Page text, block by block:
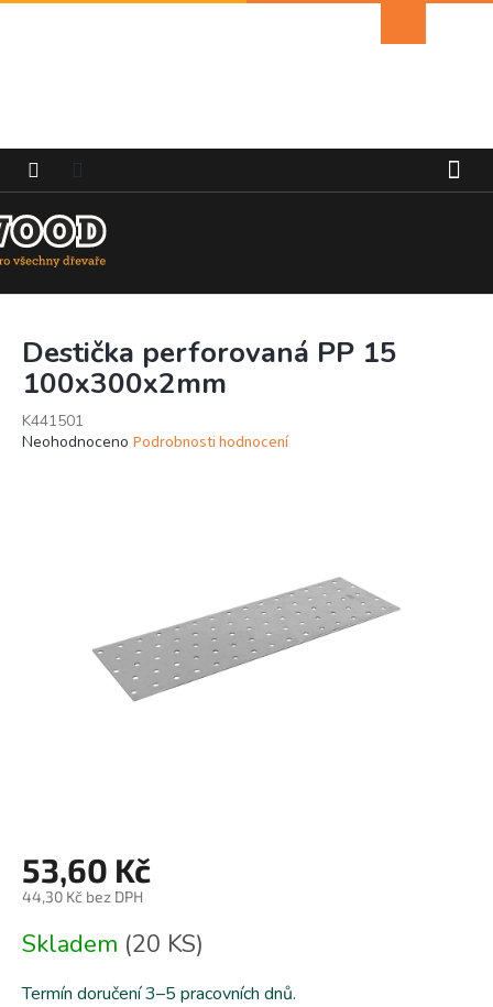
Přejít
košík
Destička perforovaná PP 15
100x300x2mm
K441501
Průměrné
Neohodnoceno Podrobnosti hodnocení
53,60 Kč
44,30 Kč bez DPH
cena:
Skladem (20 KS)
Termín doručení 3–5 pracovních dnů.